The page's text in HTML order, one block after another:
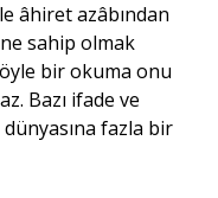
âhiret azâbından
sahip olmak
bir okuma onu
Bazı ifade ve
fazla bir